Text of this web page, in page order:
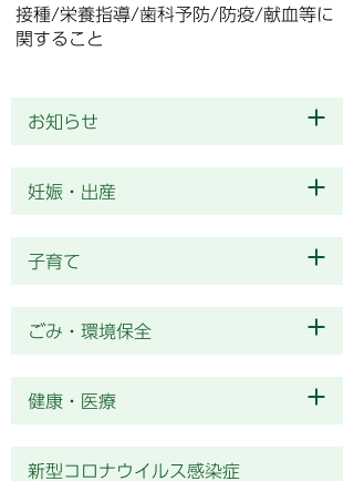
接種/栄養指導/歯科予防/防疫/献血等に
関すること
お知らせ
妊娠・出産
子育て
ごみ・環境保全
健康・医療
新型コロナウイルス感染症